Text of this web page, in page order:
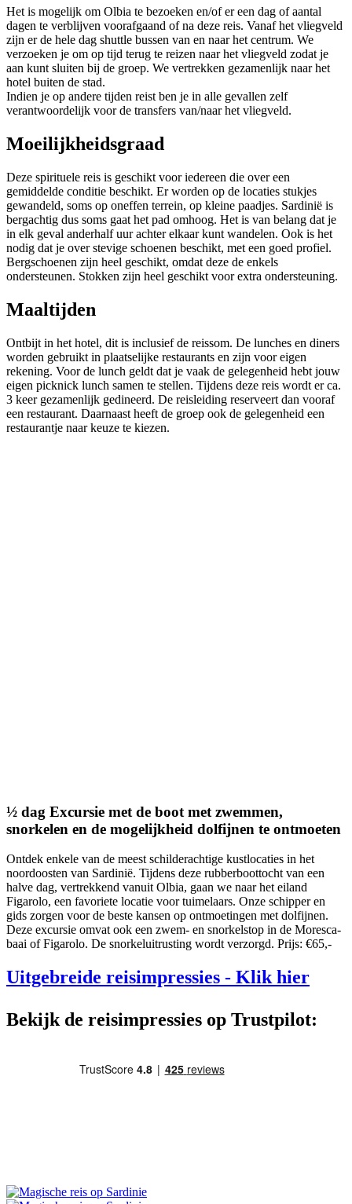
Het is mogelijk om Olbia te bezoeken en/of er een dag of aantal
dagen te verblijven voorafgaand of na deze reis. Vanaf het vliegveld
zijn er de hele dag shuttle bussen van en naar het centrum. We
verzoeken je om op tijd terug te reizen naar het vliegveld zodat je
aan kunt sluiten bij de groep. We vertrekken gezamenlijk naar het
hotel buiten de stad.
Indien je op andere tijden reist ben je in alle gevallen zelf
verantwoordelijk voor de transfers van/naar het vliegveld.
Moeilijkheidsgraad
Deze spirituele reis is geschikt voor iedereen die over een
gemiddelde conditie beschikt. Er worden op de locaties stukjes
gewandeld, soms op oneffen terrein, op kleine paadjes. Sardinië is
bergachtig dus soms gaat het pad omhoog. Het is van belang dat je
in elk geval anderhalf uur achter elkaar kunt wandelen. Ook is het
nodig dat je over stevige schoenen beschikt, met een goed profiel.
Bergschoenen zijn heel geschikt, omdat deze de enkels
ondersteunen. Stokken zijn heel geschikt voor extra ondersteuning.
Maaltijden
Ontbijt in het hotel, dit is inclusief de reissom. De lunches en diners
worden gebruikt in plaatselijke restaurants en zijn voor eigen
rekening. Voor de lunch geldt dat je vaak de gelegenheid hebt jouw
eigen picknick lunch samen te stellen. Tijdens deze reis wordt er ca.
3 keer gezamenlijk gedineerd. De reisleiding reserveert dan vooraf
een restaurant. Daarnaast heeft de groep ook de gelegenheid een
restaurantje naar keuze te kiezen.
½ dag Excursie met de boot met zwemmen,
snorkelen en de mogelijkheid dolfijnen te ontmoeten
Ontdek enkele van de meest schilderachtige kustlocaties in het
noordoosten van Sardinië. Tijdens deze rubberboottocht van een
halve dag, vertrekkend vanuit Olbia, gaan we naar het eiland
Figarolo, een favoriete locatie voor tuimelaars. Onze schipper en
gids zorgen voor de beste kansen op ontmoetingen met dolfijnen.
Deze excursie omvat ook een zwem- en snorkelstop in de Moresca-
baai of Figarolo. De snorkeluitrusting wordt verzorgd. Prijs: €65,-
Uitgebreide reisimpressies - Klik hier
Bekijk de reisimpressies op Trustpilot: